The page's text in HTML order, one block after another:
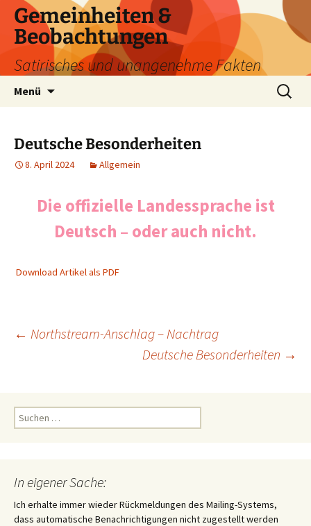
Zum
Inhalt
springen
Gemeinheiten &
Beobachtungen
Satirisches und unangenehme Fakten
Menü
Suchen
nach:
Deutsche Besonderheiten
8. April 2024 Allgemein
Die offizielle Landessprache ist
Deutsch – oder auch nicht.
Download Artikel als PDF
Beitragsnavigation
← Northstream-Anschlag – Nachtrag
Deutsche Besonderheiten →
Suchen
nach:
In eigener Sache:
Ich erhalte immer wieder Rückmeldungen des Mailing-Systems,
dass automatische Benachrichtigungen nicht zugestellt werden